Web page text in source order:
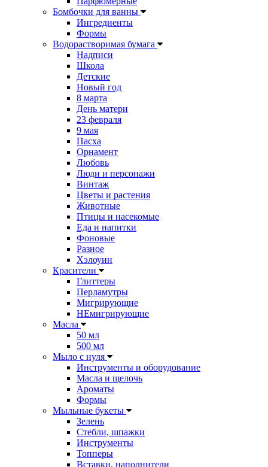
Бомбочки для ванны
Ингредиенты
Формы
Водорастворимая бумага
Надписи
Школа
Детские
Новый год
8 марта
День матери
23 февраля
9 мая
Пасха
Орнамент
Любовь
Люди и персонажи
Винтаж
Цветы и растения
Животные
Птицы и насекомые
Еда и напитки
Фоновые
Разное
Хэлоуин
Красители
Глиттеры
Перламутры
Мигрирующие
НЕмигрирующие
Масла
50 мл
500 мл
Мыло с нуля
Инструменты и оборудование
Масла и щелочь
Ароматы
Формы
Мыльные букеты
Зелень
Стебли, шпажки
Инструменты
Топперы
Вставки, наполнители